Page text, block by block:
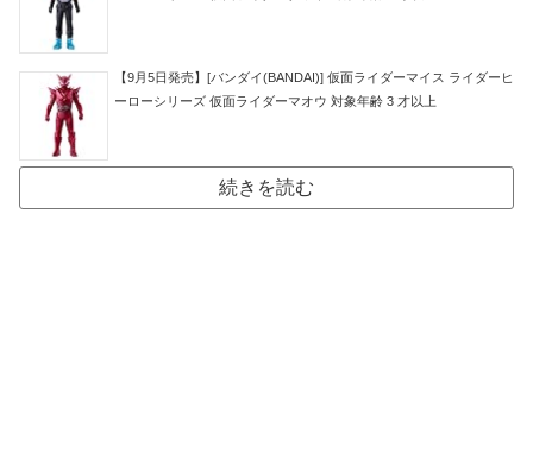
【9月5日発売】[バンダイ(BANDAI)] 仮面ライダーマイス ライダーヒ
ーローシリーズ 仮面ライダーマオウ 対象年齢 3 才以上
続きを読む